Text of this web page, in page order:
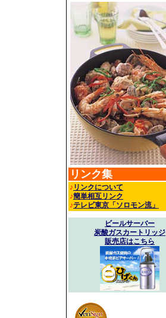
リンク集
♪ リンクについて
♪簡単相互リンク
♪テレビ東京「ソロモン流」
ビールサーバー
炭酸ガスカートリッジ
販売店はこちら